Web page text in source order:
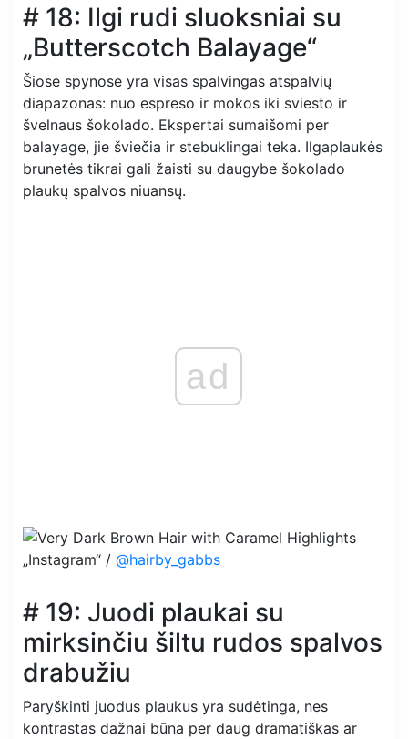
# 18: Ilgi rudi sluoksniai su
„Butterscotch Balayage“
Šiose spynose yra visas spalvingas atspalvių
diapazonas: nuo espreso ir mokos iki sviesto ir
švelnaus šokolado. Ekspertai sumaišomi per
balayage, jie šviečia ir stebuklingai teka. Ilgaplaukės
brunetės tikrai gali žaisti su daugybe šokolado
plaukų spalvos niuansų.
ad
„Instagram“ / @hairby_gabbs
# 19: Juodi plaukai su
mirksinčiu šiltu rudos spalvos
drabužiu
Paryškinti juodus plaukus yra sudėtinga, nes
kontrastas dažnai būna per daug dramatiškas ar